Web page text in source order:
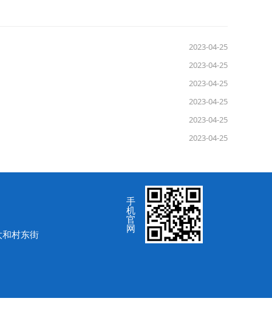
2023-04-25
2023-04-25
2023-04-25
2023-04-25
2023-04-25
2023-04-25
村东街
手
机
官
网